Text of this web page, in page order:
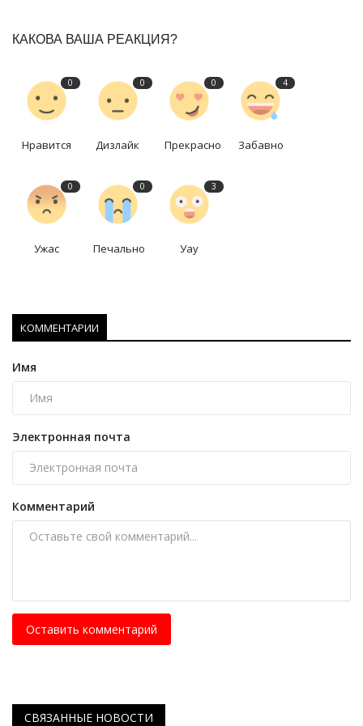
КАКОВА ВАША РЕАКЦИЯ?
0
Нравится
0
Дизлайк
0
Прекрасно
4
Забавно
0
Ужас
0
Печально
3
Уау
КОММЕНТАРИИ
Имя
Электронная почта
Комментарий
Оставить комментарий
СВЯЗАННЫЕ НОВОСТИ